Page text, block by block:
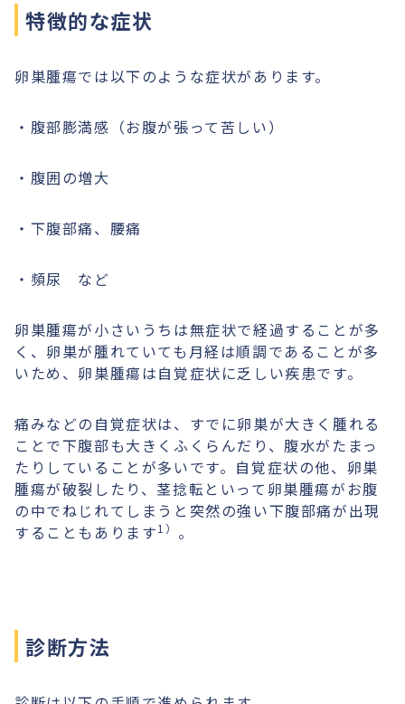
特徴的な症状
卵巣腫瘍では以下のような症状があります。
・腹部膨満感（お腹が張って苦しい）
・腹囲の増大
・下腹部痛、腰痛
・頻尿 など
卵巣腫瘍が小さいうちは無症状で経過することが多
く、卵巣が腫れていても月経は順調であることが多
いため、卵巣腫瘍は自覚症状に乏しい疾患です。
痛みなどの自覚症状は、すでに卵巣が大きく腫れる
ことで下腹部も大きくふくらんだり、腹水がたまっ
たりしていることが多いです。自覚症状の他、卵巣
腫瘍が破裂したり、茎捻転といって卵巣腫瘍がお腹
の中でねじれてしまうと突然の強い下腹部痛が出現
することもあります1） 。
診断方法